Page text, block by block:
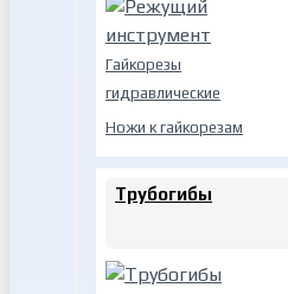
Гайкорезы
гидравлические
Ножи к гайкорезам
Трубогибы